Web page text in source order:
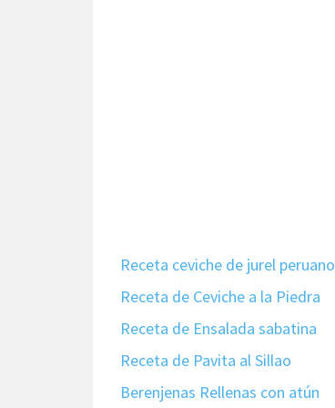
Receta ceviche de jurel peruano
Receta de Ceviche a la Piedra
Receta de Ensalada sabatina
Receta de Pavita al Sillao
Berenjenas Rellenas con atún